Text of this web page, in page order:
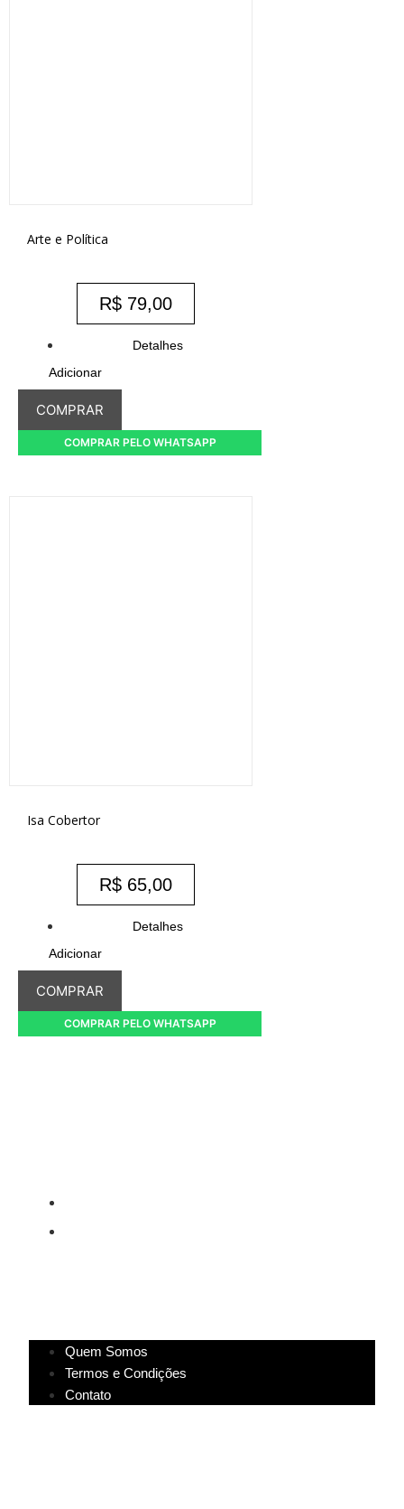
Arte e Política
R$79,00
Detalhes
Adicionar
COMPRAR
COMPRAR PELO WHATSAPP
Isa Cobertor
R$65,00
Detalhes
Adicionar
COMPRAR
COMPRAR PELO WHATSAPP
Quem Somos
Termos e Condições
Contato